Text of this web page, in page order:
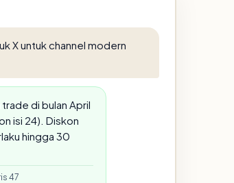
X untuk channel modern
di bulan April
isi 24). Diskon
hingga 30
47